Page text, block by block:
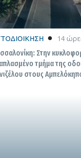
14
Στην
τμήμα της
στους